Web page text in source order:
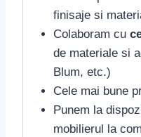
finisaje si
Colaboram cu
de materiale si
Blum, etc.)
Cele mai bune
Punem la
mobilierul la